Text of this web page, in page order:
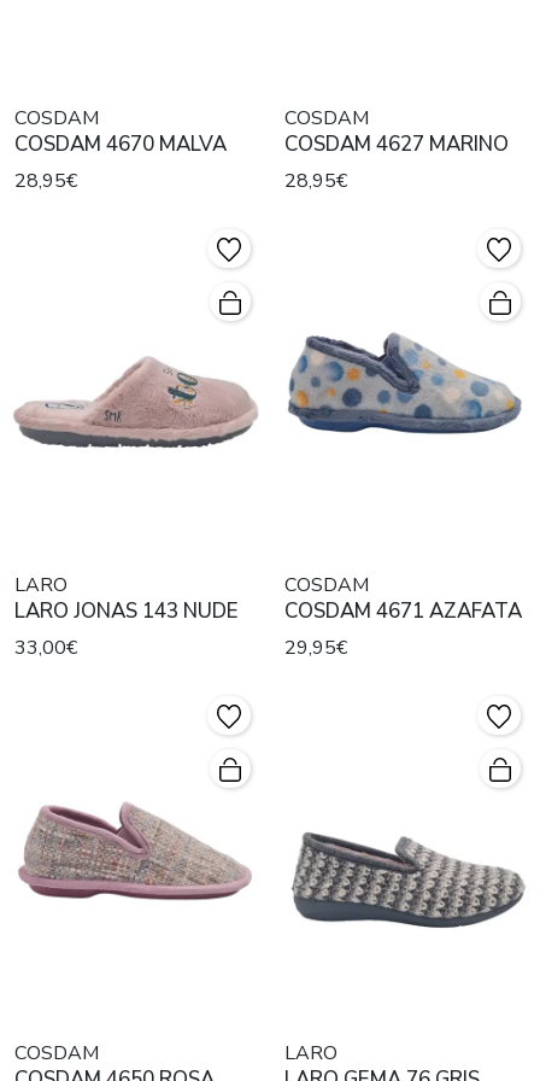
COSDAM
COSDAM 4670 MALVA
28,95€
COSDAM
COSDAM 4627 MARINO
28,95€
LARO
LARO JONAS 143 NUDE
33,00€
COSDAM
COSDAM 4671 AZAFATA
29,95€
COSDAM LARO